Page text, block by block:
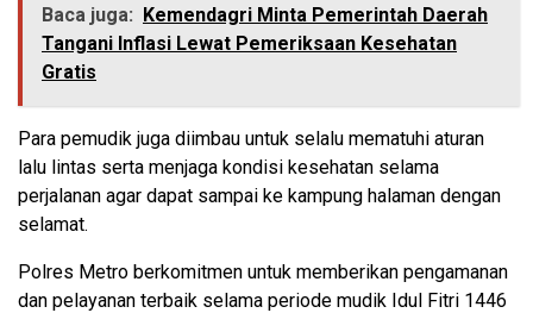
Baca juga: Kemendagri Minta Pemerintah Daerah
Tangani Inflasi Lewat Pemeriksaan Kesehatan
Gratis
Para pemudik juga diimbau untuk selalu mematuhi aturan
lalu lintas serta menjaga kondisi kesehatan selama
perjalanan agar dapat sampai ke kampung halaman dengan
selamat.
Polres Metro berkomitmen untuk memberikan pengamanan
dan pelayanan terbaik selama periode mudik Idul Fitri 1446